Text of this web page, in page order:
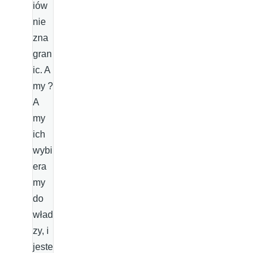
iów
nie
zna
gran
ic. A
my ?
A
my
ich
wybi
era
my
do
wład
zy, i
jeste